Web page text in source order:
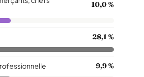
10,0 %
28,1 %
9,9 %